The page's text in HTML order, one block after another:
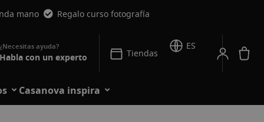
mano Regalo curso fotografía
Habla con un experto Tiendas
ES
Casanova inspira